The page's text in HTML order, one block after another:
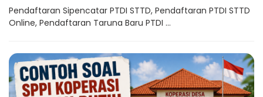
Pendaftaran Sipencatar PTDI STTD, Pendaftaran PTDI STTD
Online, Pendaftaran Taruna Baru PTDI ...